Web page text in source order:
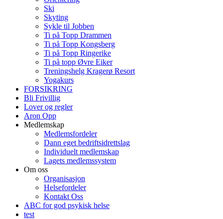
Ski
Skyting
Sykle til Jobben
Ti på Topp Drammen
Ti på Topp Kongsberg
Ti på Topp Ringerike
Ti på topp Øvre Eiker
Treningshelg Kragerø Resort
Yogakurs
FORSIKRING
Bli Frivillig
Lover og regler
Aron Opp
Medlemskap
Medlemsfordeler
Dann eget bedriftsidrettslag
Individuelt medlemskap
Lagets medlemssystem
Om oss
Organisasjon
Helsefordeler
Kontakt Oss
ABC for god psykisk helse
test